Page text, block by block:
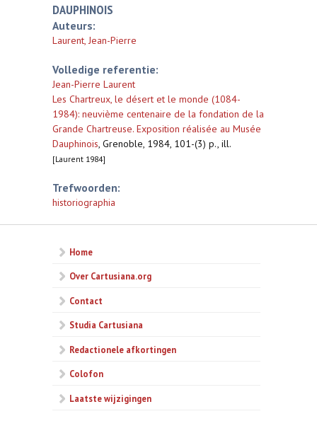
DAUPHINOIS
Auteurs:
Laurent, Jean-Pierre
Volledige referentie:
Jean-Pierre Laurent
Les Chartreux, le désert et le monde (1084-
1984): neuvième centenaire de la fondation de la
Grande Chartreuse. Exposition réalisée au Musée
Dauphinois, Grenoble, 1984, 101-(3) p., ill.
[Laurent 1984]
Trefwoorden:
historiographia
Home
Over Cartusiana.org
Contact
Studia Cartusiana
Redactionele afkortingen
Colofon
Laatste wijzigingen